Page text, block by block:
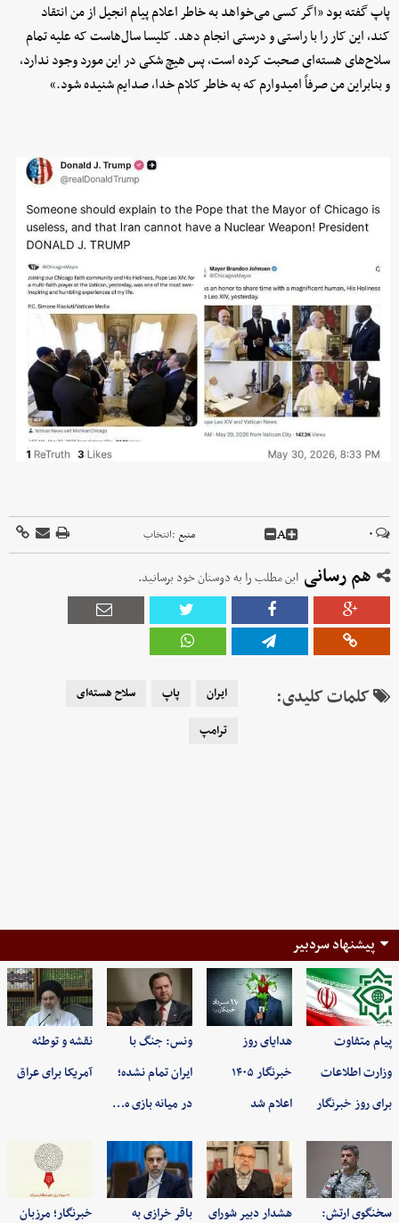
پاپ گفته بود «اگر کسی می‌خواهد به خاطر اعلام پیام انجیل از من انتقاد
کند، این کار را با راستی و درستی انجام دهد. کلیسا سال‌هاست که علیه تمام
سلاح‌های هسته‌ای صحبت کرده است، پس هیچ شکی در این مورد وجود ندارد،
و بنابراین من صرفاً امیدوارم که به خاطر کلام خدا، صدایم شنیده شود.»
۰ A منبع :انتخاب
هم رسانی این مطلب را به دوستان خود برسانید.
کلمات کلیدی: ایران پاپ
سلاح‌ هسته‌ای
ترامپ
پیشنهاد سردبیر
پیام متفاوت
وزارت اطلاعات
برای روز خبرنگار
هدایای روز
خبرنگار ۱۴۰۵
اعلام شد
ونس: جنگ با
ایران تمام نشده؛
در میانه بازی ه…
نقشه و توطئه
آمریکا برای عراق
سخنگوی ارتش: هشدار دبیر شورای باقر خرازی به خبرنگار؛ مرزبان